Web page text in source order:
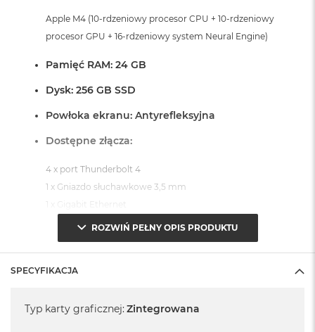
Apple M4 (10-rdzeniowy procesor CPU + 10-rdzeniowy
procesor GPU + 16-rdzeniowy system Neural Engine)
Pamięć RAM: 24 GB
Dysk: 256 GB SSD
Powłoka ekranu: Antyrefleksyjna
Dostępne złącza:
4 x port Thunderbolt 4
1 x Gniazdo słuchawkowe 3,5 mm
System operacyjny macOS Sequoia
ROZWIŃ PEŁNY OPIS PRODUKTU
SPECYFIKACJA
Typ karty graficznej: Zintegrowana